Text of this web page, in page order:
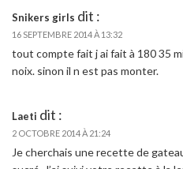
Snikers girls dit :
16 SEPTEMBRE 2014 À 13:32
tout compte fait j ai fait à 180 35
noix. sinon il n est pas monter.
Laeti dit :
2 OCTOBRE 2014 À 21:24
Je cherchais une recette de